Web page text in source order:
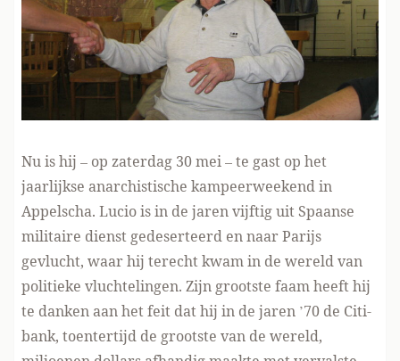
Nu is hij – op zaterdag 30 mei – te gast op het
jaarlijkse anarchistische kampeerweekend in
Appelscha. Lucio is in de jaren vijftig uit Spaanse
militaire dienst gedeserteerd en naar Parijs
gevlucht, waar hij terecht kwam in de wereld van
politieke vluchtelingen. Zijn grootste faam heeft hij
te danken aan het feit dat hij in de jaren ’70 de Citi-
bank, toentertijd de grootste van de wereld,